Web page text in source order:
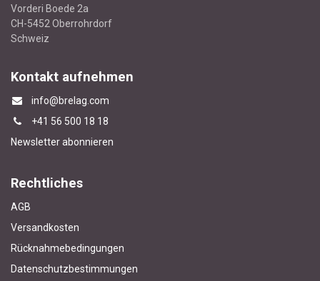
Vorderi Boede 2a
CH-5452 Oberrohrdorf
Schweiz
Kontakt aufnehmen
info@brelag.com
+41 56 500 18 18
Newsletter abonnieren
Rechtliches
AGB
Versandkosten
Rücknahmebedingungen
Datenschutzbestimmungen